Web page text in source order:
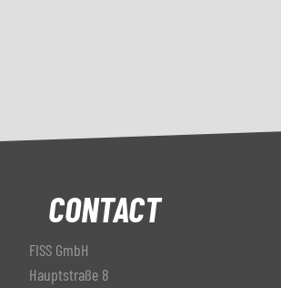
CONTACT
FISS GmbH
Hauptstraße 8